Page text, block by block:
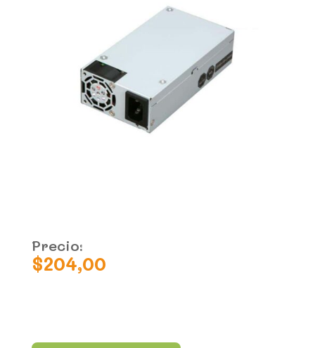
Precio:
$204,00